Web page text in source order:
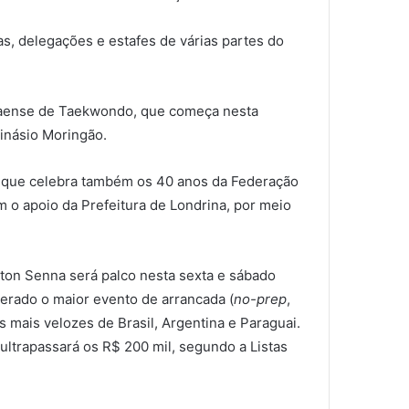
delegações e estafes de várias partes do
de Taekwondo, que começa nesta
Moringão.
celebra também os 40 anos da Federação
o apoio da Prefeitura de Londrina, por meio
Senna será palco nesta sexta e sábado
o maior evento de arrancada (no-prep,
velozes de Brasil, Argentina e Paraguai.
os R$ 200 mil, segundo a Listas